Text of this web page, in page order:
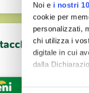
Noi e i nostri
cookie per
personalizzati,
chi utilizza i
digitale in cui
dalla
Con il tuo
con